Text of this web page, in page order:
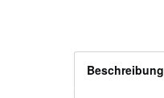
Beschreibung